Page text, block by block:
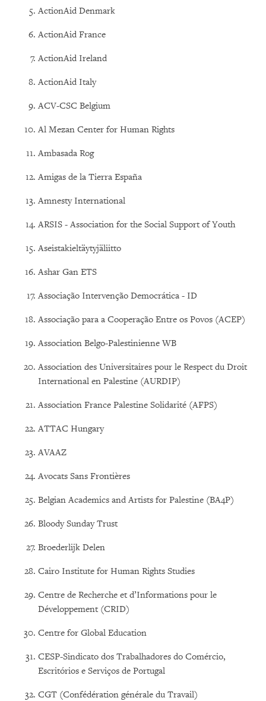
ActionAid Denmark
ActionAid France
ActionAid Ireland
ActionAid Italy
ACV-CSC Belgium
Al Mezan Center for Human Rights
Ambasada Rog
Amigas de la Tierra España
Amnesty International
ARSIS - Association for the Social Support of Youth
Aseistakieltäytyjäliitto
Ashar Gan ETS
Associação Intervenção Democrática - ID
Associação para a Cooperação Entre os Povos (ACEP)
Association Belgo-Palestinienne WB
Association des Universitaires pour le Respect du Droit
International en Palestine (AURDIP)
Association France Palestine Solidarité (AFPS)
ATTAC Hungary
AVAAZ
Avocats Sans Frontières
Belgian Academics and Artists for Palestine (BA4P)
Bloody Sunday Trust
Broederlijk Delen
Cairo Institute for Human Rights Studies
Centre de Recherche et d’Informations pour le
Développement (CRID)
Centre for Global Education
CESP-Sindicato dos Trabalhadores do Comércio,
Escritórios e Serviços de Portugal
CGT (Confédération générale du Travail)